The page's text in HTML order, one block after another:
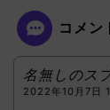
コメン
名無しのス
2022年10月7日